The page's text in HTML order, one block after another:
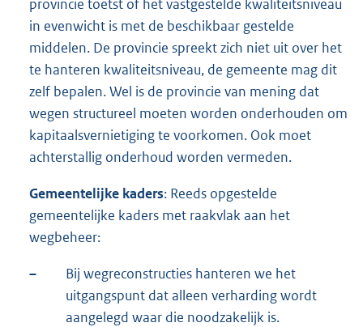
provincie toetst of het vastgestelde kwaliteitsniveau
in evenwicht is met de beschikbaar gestelde
middelen. De provincie spreekt zich niet uit over het
te hanteren kwaliteitsniveau, de gemeente mag dit
zelf bepalen. Wel is de provincie van mening dat
wegen structureel moeten worden onderhouden om
kapitaalsvernietiging te voorkomen. Ook moet
achterstallig onderhoud worden vermeden.
Gemeentelijke kaders: Reeds opgestelde
gemeentelijke kaders met raakvlak aan het
wegbeheer:
–
Bij wegreconstructies hanteren we het
uitgangspunt dat alleen verharding wordt
aangelegd waar die noodzakelijk is.